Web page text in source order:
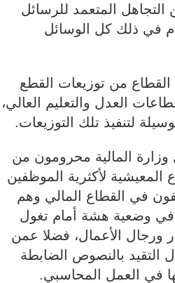
المتعمد للرسائل
في ذلك كل الوسائل
من توزيعات القطع
العدل والتعليم العالي،
لتنفيذ تلك التوزيعات.
المالية محرومون من
لأكثرية الموظفين
في القطاع المالي وهم
في وضعية هشة أمام تغول
ورجال الأعمال، فضلا عمن
التقيد بالنصوص الضابطة
في العمل المحاسبي.